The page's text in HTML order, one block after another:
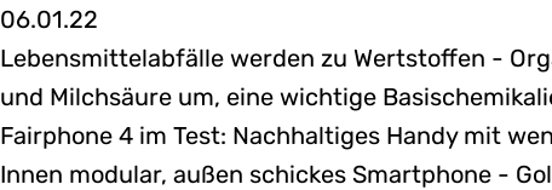
06.01.22
Lebensmittelabfälle werden zu Wertstoffen -
und Milchsäure um, eine wichtige
Fairphone 4 im Test: Nachhaltiges Handy mit
Innen modular, außen schickes Smartphone -